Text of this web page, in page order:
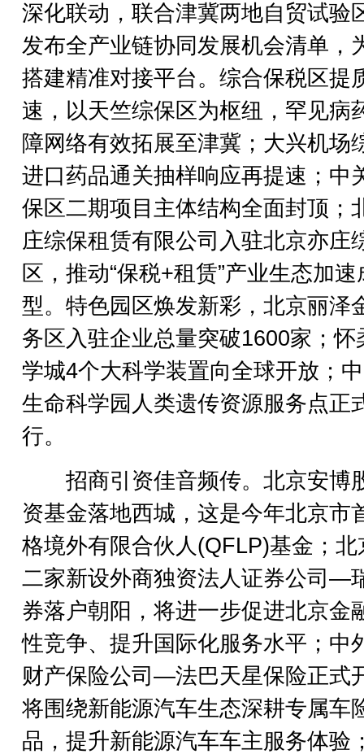
深化联动，联合津冀两地自贸试验
发布全产业链协同发展机会清单，
搭建精准对接平台。综合保税区提
速，以天竺综保区为枢纽，罕见病
障网络有效拓展至津冀；大兴机场
进口药品通关抽样响应再提速；中
保区二期项目主体结构全面封顶；
庄综保租赁有限公司入驻北京亦庄
区，推动“保税+租赁”产业生态加速
型。特色园区焕发新彩，北京丽泽
务区入驻企业总量突破1600家；怀
学城4个大科学装置向全球开放；
生命科学园人类遗传资源服务点正
行。
招商引资佳音频传。北京安博
资基金落地西城，这是今年北京市
格境外有限合伙人(QFLP)基金；北
二家新设外商独资法人证券公司—
券落户朝阳，将进一步促进北京金
性竞争、提升国际化服务水平；中
财产保险公司—法巴天星保险正式
将围绕新能源汽车生态深耕专属车
品，提升新能源汽车车主服务体验